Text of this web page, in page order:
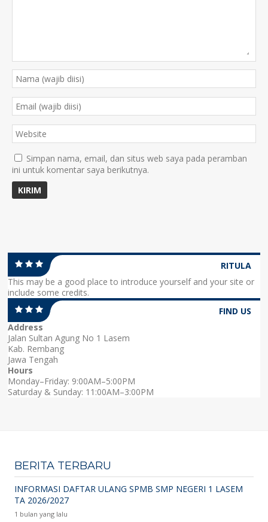
Simpan nama, email, dan situs web saya pada peramban
ini untuk komentar saya berikutnya.
RITULA
This may be a good place to introduce yourself and your site or
include some credits.
FIND US
Address
Jalan Sultan Agung No 1 Lasem
Kab. Rembang
Jawa Tengah
Hours
Monday–Friday: 9:00AM–5:00PM
Saturday & Sunday: 11:00AM–3:00PM
BERITA TERBARU
INFORMASI DAFTAR ULANG SPMB SMP NEGERI 1 LASEM
TA 2026/2027
1 bulan yang lalu